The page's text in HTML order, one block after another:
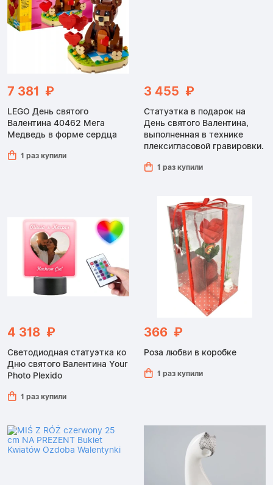
7 381 ₽
LEGO День святого
Валентина 40462 Мега
Медведь в форме сердца
1 раз купили
3 455 ₽
Статуэтка в подарок на
День святого Валентина,
выполненная в технике
плексигласовой гравировки.
1 раз купили
4 318 ₽
Светодиодная статуэтка ко
Дню святого Валентина Your
Photo Plexido
1 раз купили
366 ₽
Роза любви в коробке
1 раз купили